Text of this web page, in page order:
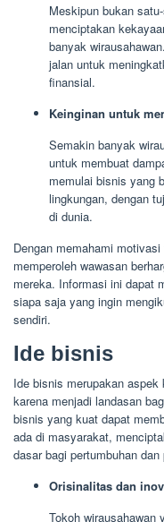
Meskipun bukan
menciptakan
banyak
jalan untuk
finansial.
Keinginan untuk
Semakin banyak
untuk membuat
memulai bisnis yang
lingkungan, dengan
di dunia.
Dengan memahami
memperoleh wawasan
mereka. Informasi ini dapat
siapa saja yang ingin
sendiri.
Ide bisnis
Ide bisnis merupakan
karena menjadi landasan
bisnis yang kuat dapat
ada di masyarakat,
dasar bagi pertumbuhan
Orisinalitas dan
Tokoh